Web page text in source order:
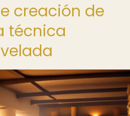
creación de
técnica